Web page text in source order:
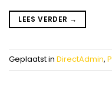
LEES VERDER →
Geplaatst in DirectAdmin,